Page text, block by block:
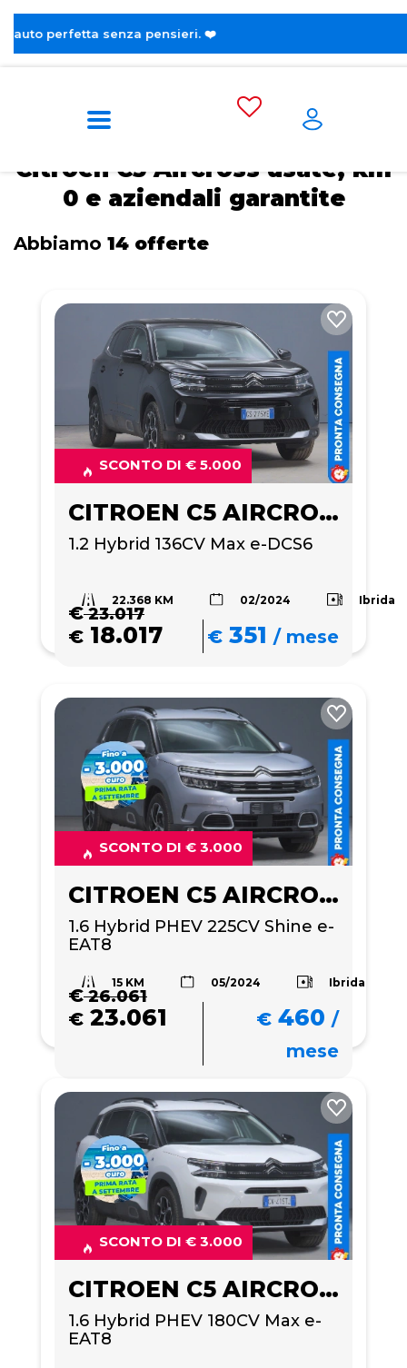
pensieri. ❤️
Home C5 Aircross
Citroen C5 Aircross usate, km
0 e aziendali garantite
Abbiamo 14 offerte
SCONTO DI € 5.000
CITROEN C5 AIRCROSS
1.2 Hybrid 136CV Max e-DCS6
22.368 KM 02/2024 Ibrida
€23.017
€ 18.017 € 351 /mese
SCONTO DI € 3.000
CITROEN C5 AIRCROSS
1.6 Hybrid PHEV 225CV Shine e-
EAT8
15 KM 05/2024 Ibrida
€26.061
€ 23.061 € 460 /
mese
SCONTO DI € 3.000
CITROEN C5 AIRCROSS
1.6 Hybrid PHEV 180CV Max e-
EAT8